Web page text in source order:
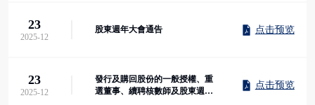
23
2025-12
股東週年大會通告 点击预览
23
2025-12
發行及購回股份的一般授權、重
選董事、續聘核數師及股東週年
点击预览